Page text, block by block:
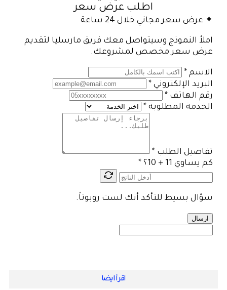
اطلب عرض سعر
✦ عرض سعر مجاني خلال 24 ساعة
املأ النموذج وسيتواصل معك فريق مارسليا لتقديم
عرض سعر مخصص لمشروعك.
الاسم *
البريد الإلكتروني *
رقم الهاتف *
الخدمة المطلوبة *
تفاصيل الطلب *
كم يساوي 11 + 10؟
*
سؤال بسيط للتأكد أنك لست روبوتاً.
ارسال
اقرأ ايضا